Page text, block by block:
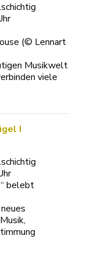
(© Lennart
Musikwelt
viele
I
belebt